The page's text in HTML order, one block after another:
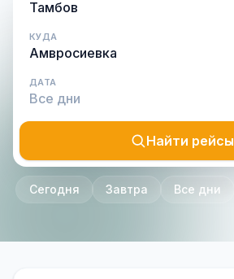
КУДА
ДАТА
Найти рейсы
Сегодня Завтра Все дни